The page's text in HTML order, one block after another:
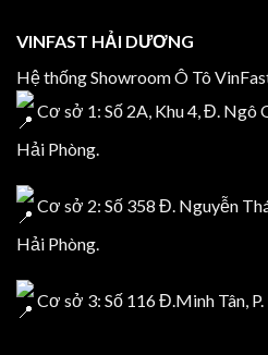
VINFAST HẢI DƯƠNG
Hệ thống Showroom Ô Tô
Cơ sở 1: Số 2A, Khu 4, Đ. Ngô
Hải Phòng.
Cơ sở 2: Số 358 Đ. Nguyễn
Hải Phòng.
Cơ sở 3: Số 116 Đ.Minh Tân,